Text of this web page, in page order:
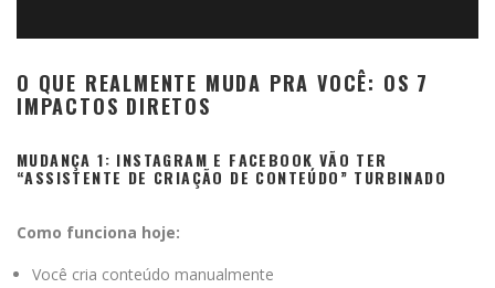
O QUE REALMENTE MUDA PRA VOCÊ: OS 7
IMPACTOS DIRETOS
MUDANÇA 1: INSTAGRAM E FACEBOOK VÃO TER
“ASSISTENTE DE CRIAÇÃO DE CONTEÚDO” TURBINADO
Como funciona hoje:
Você cria conteúdo manualmente